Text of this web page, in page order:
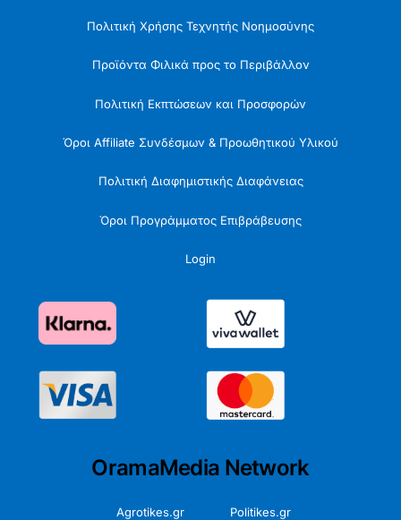
Πολιτική Χρήσης Τεχνητής Νοημοσύνης
Προϊόντα Φιλικά προς το Περιβάλλον
Πολιτική Εκπτώσεων και Προσφορών
Όροι Affiliate Συνδέσμων & Προωθητικού Υλικού
Πολιτική Διαφημιστικής Διαφάνειας
Όροι Προγράμματος Επιβράβευσης
Login
OramaMedia Network
Agrotikes.gr Politikes.gr